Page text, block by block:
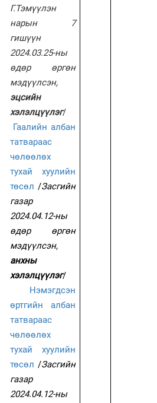
Г.Тэмүүлэн
нарын 7
гишүүн
2024.03.25-ны
өдөр өргөн
мэдүүлсэн,
эцсийн
хэлэлцүүлэг/
Гаалийн албан
татвараас
чөлөөлөх
тухай хуулийн
төсөл /Засгийн
газар
2024.04.12-ны
өдөр өргөн
мэдүүлсэн,
анхны
хэлэлцүүлэг/
Нэмэгдсэн
өртгийн албан
татвараас
чөлөөлөх
тухай хуулийн
төсөл /Засгийн
газар
2024.04.12-ны